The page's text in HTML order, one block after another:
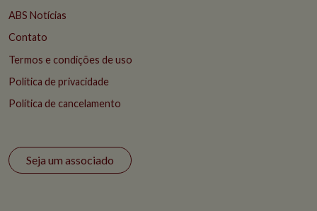
ABS Notícias
Contato
Termos e condições de uso
Política de privacidade
Política de cancelamento
Seja um associado